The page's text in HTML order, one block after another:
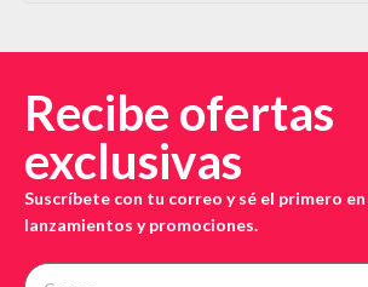
Recibe ofertas
exclusivas
Suscríbete con tu correo y sé el primero
lanzamientos y promociones.